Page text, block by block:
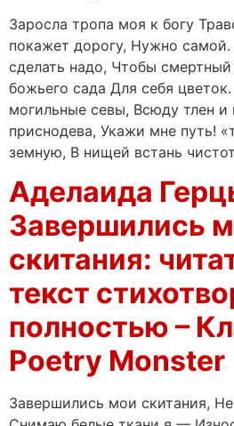
Заросла тропа моя к богу
покажет дорогу, Нужно самой.
сделать надо, Чтобы
божьего сада Для себя
могильные севы, Всюду тлен и
приснодева, Укажи мне путь!
земную, В нищей встань
Аделаида
Завершились
скитания:
текст
полностью –
Poetry Monster
Завершились мои скитания,